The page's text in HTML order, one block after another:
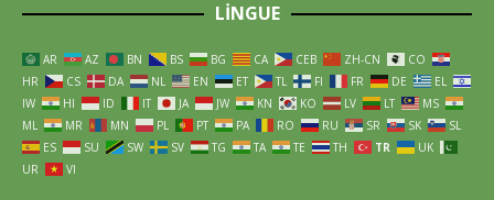
LINGUE
AR AZ BN BS BG CA CEB ZH-CN
CO
HR
CS DA NL EN ET TL FI FR DE
EL
IW
HI ID IT JA JW KN KO LV LT
MS
ML
MR MN PL PT PA RO RU SR SK
SL
ES
SU SW SV TG TA TE TH TR
UK
UR
VI